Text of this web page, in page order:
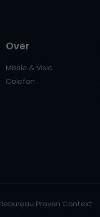
Over
Missie & Visie
Colofon
Proven Context